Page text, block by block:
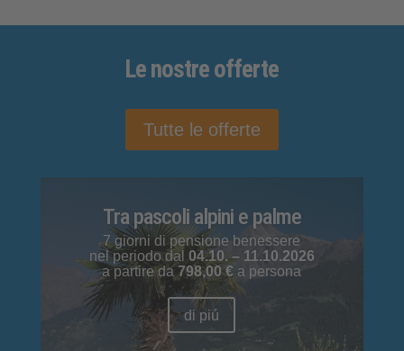
Le nostreofferte
Tutte le offerte
Tra pascoli alpini e palme
7 giorni di pensione benessere
nel periodo dal 04.10. – 11.10.2026
a partire da798,00 € a persona
di piú